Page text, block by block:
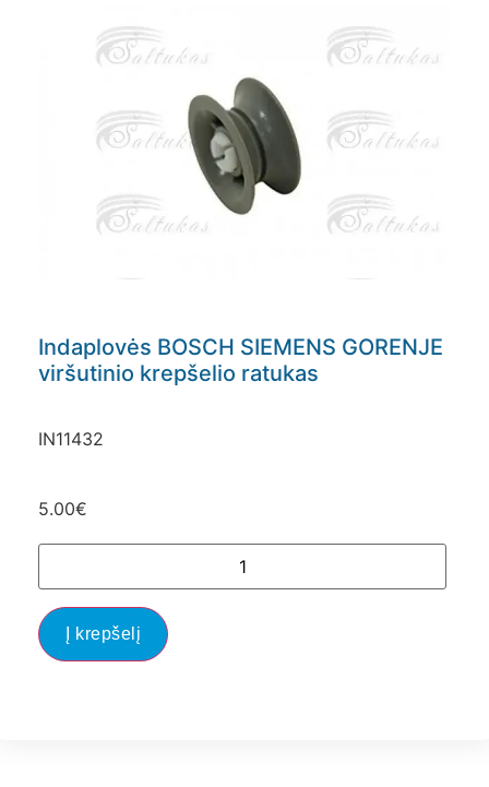
Indaplovės BOSCH SIEMENS GORENJE
viršutinio krepšelio ratukas
IN11432
5.00€
Į krepšelį